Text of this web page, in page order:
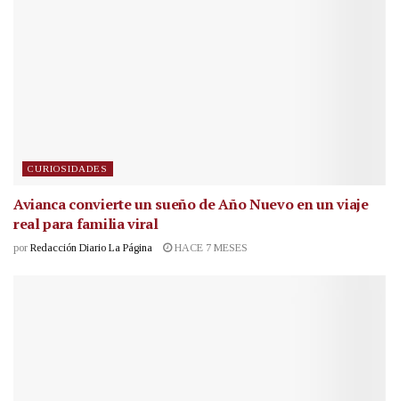
CURIOSIDADES
Avianca convierte un sueño de Año Nuevo en un viaje
real para familia viral
por Redacción Diario La Página HACE 7 MESES